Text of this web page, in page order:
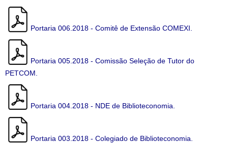
Portaria 006.2018 - Comitê de Extensão COMEXI.
Portaria 005.2018 - Comissão Seleção de Tutor do
PETCOM.
Portaria 004.2018 - NDE de Biblioteconomia.
Portaria 003.2018 - Colegiado de Biblioteconomia.